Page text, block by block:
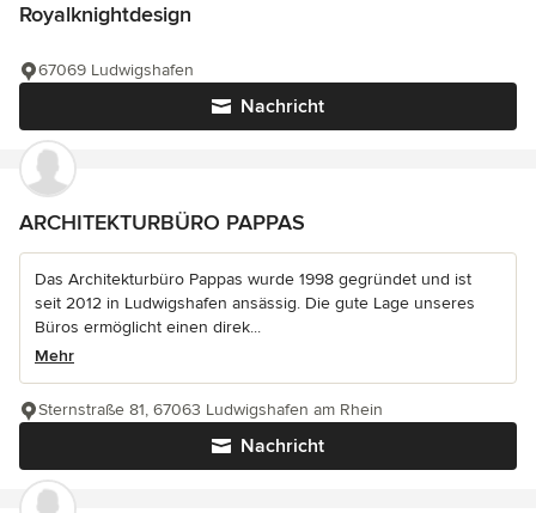
Royalknightdesign
Nachricht
67069 Ludwigshafen
ARCHITEKTURBÜRO PAPPAS
Das Architekturbüro Pappas wurde 1998 gegründet und ist
seit 2012 in Ludwigshafen ansässig. Die gute Lage unseres
Büros ermöglicht einen direk...
Mehr
Nachricht
Sternstraße 81, 67063 Ludwigshafen am Rhein